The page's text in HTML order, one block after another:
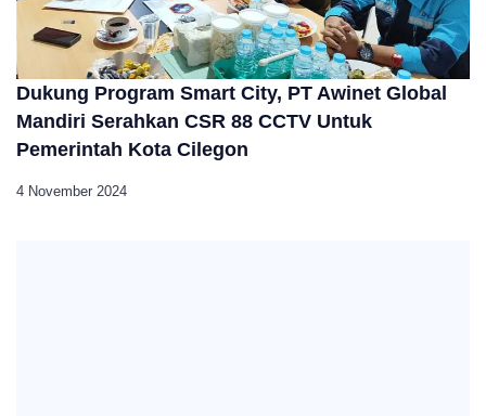
Dukung Program Smart City, PT Awinet Global
Mandiri Serahkan CSR 88 CCTV Untuk
Pemerintah Kota Cilegon
4 November 2024